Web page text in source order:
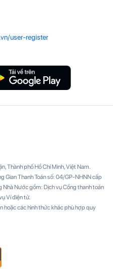
user-register
Thành phố Hồ Chí Minh, Việt Nam.
Gian Thanh Toán số: 04/GP-NHNN cấp
Nước gồm: Dịch vụ Cổng thanh toán
Ví điện tử.
hoặc các hình thức khác phù hợp quy